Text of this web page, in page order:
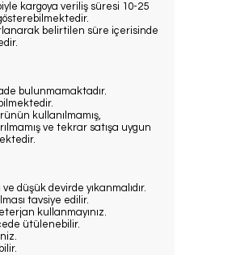
kargoya veriliş süresi 10-25
belirtilen süre içerisinde
bulunmamaktadır.
kullanılmamış,
ve tekrar satışa uygun
ve düşük devirde yıkanmalıdır.
tavsiye edilir.
kullanmayınız.
ütülenebilir.